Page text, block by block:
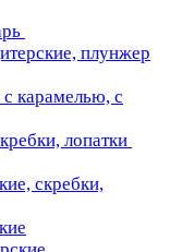
плунжер
карамелью, с
лопатки
скребки,